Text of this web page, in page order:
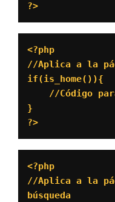
?>
<?php
//Aplica a la
if(is_home()){
}
?>
<?php
//Aplica a la
búsqueda